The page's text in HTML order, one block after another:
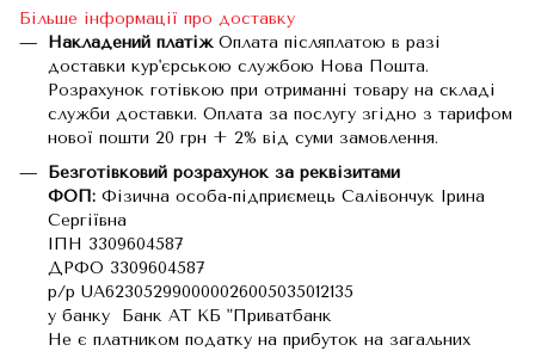
Більше інформації про доставку
Накладений платіжОплата післяплатою в разі
доставки кур'єрською службою Нова Пошта.
Розрахунок готівкою при отриманні товару на складі
служби доставки. Оплата за послугу згідно з тарифом
нової пошти 20 грн + 2% від суми замовлення.
Безготівковий розрахунок за реквізитами
ФОП: Фізична особа-підприємець Салівончук Ірина
Сергіївна
ІПН 3309604587
ДРФО 3309604587
р/р UA623052990000026005035012135
у банку Банк АТ КБ "Приватбанк
Не є платником податку на прибуток на загальних